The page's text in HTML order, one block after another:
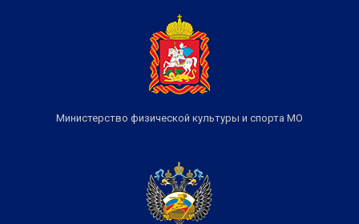
Министерство физической культуры и спорта МО